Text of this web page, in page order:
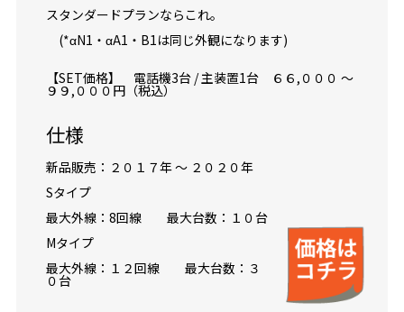
スタンダードプランならこれ。
(*αN1・αA1・B1は同じ外観になります)
【SET価格】 電話機3台 / 主装置1台 ６６,０００ ～
９９,０００円（税込）
仕様
新品販売：２０１７年 ～ ２０２０年
Sタイプ
最大外線：8回線 最大台数：１０台
Mタイプ
最大外線：１２回線 最大台数：３
０台